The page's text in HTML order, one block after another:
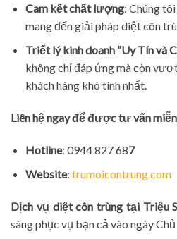
Cam kết chất lượng: Chúng
mang đến giải pháp diệt côn
Triết lý kinh doanh “Uy Tín và
không chỉ đáp ứng mà còn
khách hàng khó tính nhất.
Liên hệ ngay để được tư vấn
Hotline: 0944 827 687
Website: trumoicontrung.com
Dịch vụ diệt côn trùng tại Triệu
sàng phục vụ bạn cả vào ngày